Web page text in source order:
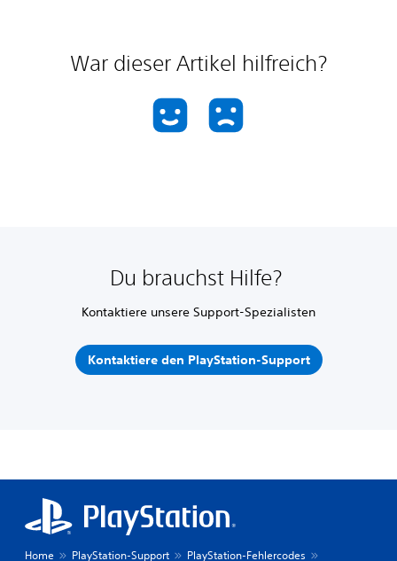
War dieser Artikel hilfreich?
Du brauchst Hilfe?
Kontaktiere unsere Support-Spezialisten
Kontaktiere den PlayStation-Support
Home PlayStation-Support
PlayStation-Fehlercodes